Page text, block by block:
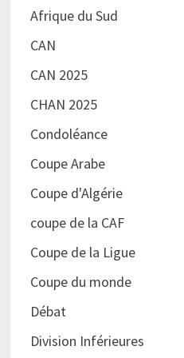
Afrique du Sud
CAN
CAN 2025
CHAN 2025
Condoléance
Coupe Arabe
Coupe d'Algérie
coupe de la CAF
Coupe de la Ligue
Coupe du monde
Débat
Division Inférieures